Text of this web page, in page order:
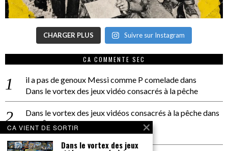
CHARGER PLUS Suivre sur Instagram
CA COMMENTE SEC
il a pas de genoux Messi comme P comeladedans
Dans le vortex des jeux vidéo consacrés à la pêche
Dans le vortex des jeux vidéos consacrés à la pêchedans
PACÔME THIELLEMENT
La séance d’Hip Gnose
CA VIENT DE SORTIR
Dans le vortex des jeux